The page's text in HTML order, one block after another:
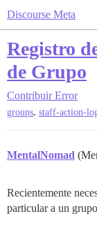
Discourse Meta
Registro
de Grupo
Contribuir Error
groups, staff-action-
MentalNomad
Recientemente
particular a un